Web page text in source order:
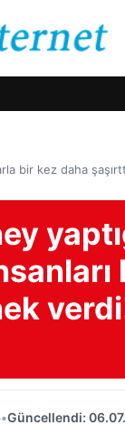
bir kez daha
•Güncellendi: